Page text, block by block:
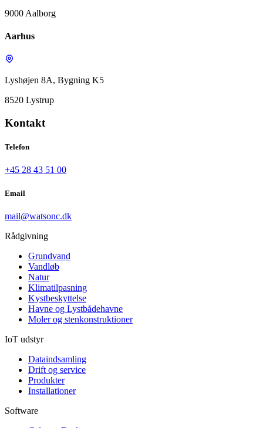
9000 Aalborg
Aarhus
Lyshøjen 8A, Bygning K5
8520 Lystrup
Kontakt
Telefon
+45 28 43 51 00
Email
mail@watsonc.dk
Rådgivning
Grundvand
Vandløb
Natur
Klimatilpasning
Kystbeskyttelse
Havne og Lystbådehavne
Moler og stenkonstruktioner
IoT udstyr
Dataindsamling
Drift og service
Produkter
Installationer
Software